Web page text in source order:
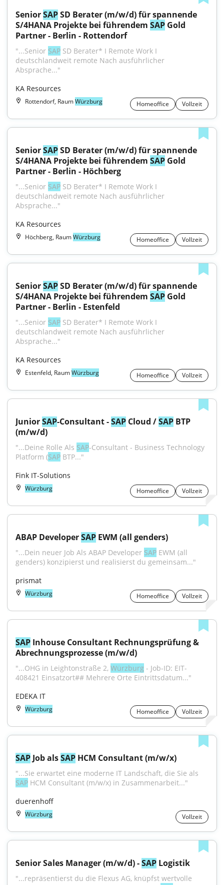
Senior SAP SD Berater (m/w/d) für spannende
S/4HANA Projekte bei führendem SAP Gold
Partner - Berlin - Rottendorf
"...Senior SAP SD Berater* I Remote Work I
deutschlandweit remote Nach ausführlicher
Absprache..."
KA Resources
Rottendorf, RaumWürzburg Homeoffice Vollzeit
Senior SAP SD Berater (m/w/d) für spannende
S/4HANA Projekte bei führendem SAP Gold
Partner - Berlin - Höchberg
"...Senior SAP SD Berater* I Remote Work I
deutschlandweit remote Nach ausführlicher
Absprache..."
KA Resources
Höchberg, RaumWürzburg Homeoffice Vollzeit
Senior SAP SD Berater (m/w/d) für spannende
S/4HANA Projekte bei führendem SAP Gold
Partner - Berlin - Estenfeld
"...Senior SAP SD Berater* I Remote Work I
deutschlandweit remote Nach ausführlicher
Absprache..."
KA Resources
Estenfeld, RaumWürzburg Homeoffice Vollzeit
Junior SAP-Consultant - SAP Cloud / SAP BTP
(m/w/d)
"...Deine Rolle Als SAP-Consultant - Business Technology
Platform (SAP BTP..."
Fink IT-Solutions
Würzburg Homeoffice Vollzeit
ABAP Developer SAP EWM (all genders)
"...Dein neu­er Job Als ABAP Developer SAP EWM (all
genders) konzipierst und realisierst du gemeinsam..."
prismat
Würzburg Homeoffice Vollzeit
SAP Inhouse Consultant Rechnungsprüfung &
Abrechnungsprozesse (m/w/d)
"...OHG in Leightonstraße 2, Würzburg - Job-ID: EIT-
408421 Einsatzort## Mehrere Orte Eintrittsdatum..."
EDEKA IT
Würzburg Homeoffice Vollzeit
SAP Job als SAP HCM Consultant (m/w/x)
SAP HCM Consultant (m/w/x) in Zusammenarbeit..."
duerenhoff
Würzburg Vollzeit
Senior Sales Manager (m/w/d) - SAP Logistik
"...repräsentierst du die Flexus AG, knüpfst wertvolle